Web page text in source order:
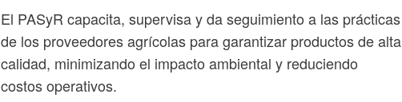
El PASyR capacita, supervisa y da seguimiento a las prácticas
de los proveedores agrícolas para garantizar productos de alta
calidad, minimizando el impacto ambiental y reduciendo
costos operativos.